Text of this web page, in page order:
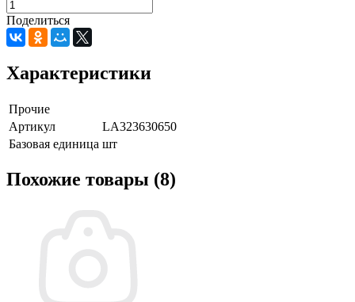
Поделиться
Характеристики
Прочие
Артикул
LA323630650
Базовая единица шт
Похожие товары (8)